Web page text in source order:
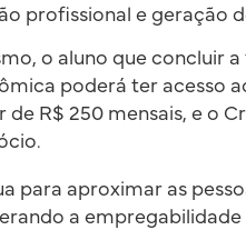
profissional e geração
o aluno que concluir
poderá ter acesso
R$ 250 mensais, e o
para aproximar as
a